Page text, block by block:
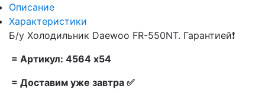
Описание
Характеристики
Б/у Холодильник Daewoo FR-550NT. Гарантией❗
= Артикул: 4564 х54
= Доставим уже завтра ✅